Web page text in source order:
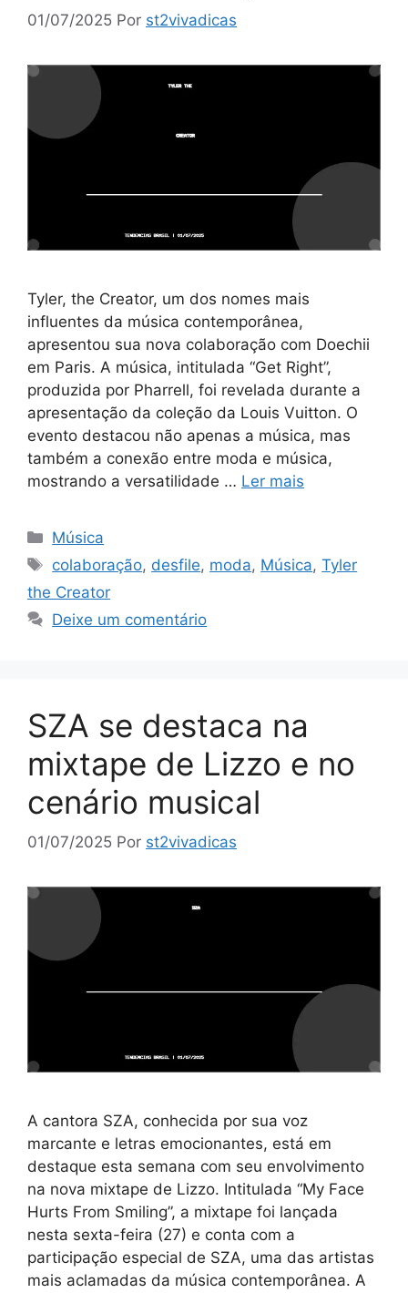
01/07/2025 Por st2vivadicas
Tyler, the Creator, um dos nomes mais
influentes da música contemporânea,
apresentou sua nova colaboração com Doechii
em Paris. A música, intitulada “Get Right”,
produzida por Pharrell, foi revelada durante a
apresentação da coleção da Louis Vuitton. O
evento destacou não apenas a música, mas
também a conexão entre moda e música,
mostrando a versatilidade … Ler mais
Categorias
Música
Tags
colaboração, desfile, moda, Música,Tyler
the Creator
Deixe um comentário
SZA se destaca na
mixtape de Lizzo e no
cenário musical
01/07/2025 Por st2vivadicas
A cantora SZA, conhecida por sua voz
marcante e letras emocionantes, está em
destaque esta semana com seu envolvimento
na nova mixtape de Lizzo. Intitulada “My Face
Hurts From Smiling”, a mixtape foi lançada
nesta sexta-feira (27) e conta com a
participação especial de SZA, uma das artistas
mais aclamadas da música contemporânea. A